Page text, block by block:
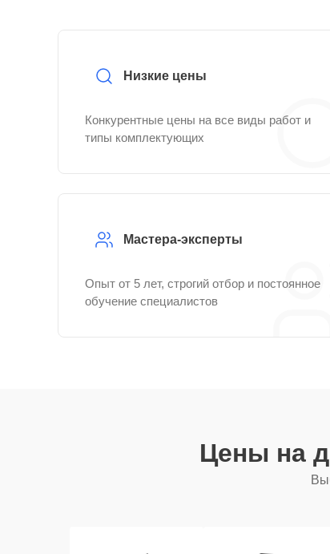
Низкие цены
Конкурентные цены на все виды работ и
типы комплектующих
Мастера-эксперты
Опыт от 5 лет, строгий отбор и постоянное
обучение специалистов
Цены на